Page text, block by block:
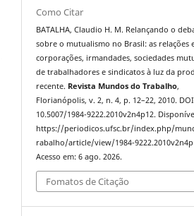
Como Citar
BATALHA, Claudio H. M. Relançando o
sobre o mutualismo no Brasil: as relações
corporações, irmandades, sociedades
de trabalhadores e sindicatos à luz da
recente. Revista Mundos do Trabalho,
Florianópolis, v. 2, n. 4, p. 12–22, 2010.
10.5007/1984-9222.2010v2n4p12.
https://periodicos.ufsc.br/index.php/
rabalho/article/view/1984-
Acesso em: 6 ago. 2026.
Fomatos de Citação